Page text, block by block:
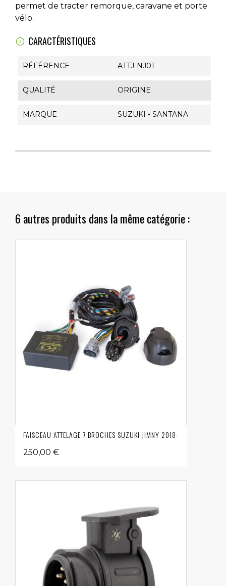
permet de tracter remorque, caravane et porte
vélo.
CARACTÉRISTIQUES
RÉFÉRENCE ATTJ-NJ01
QUALITÉ ORIGINE
MARQUE SUZUKI - SANTANA
6 autres produits dans la même catégorie :
FAISCEAU ATTELAGE 7 BROCHES SUZUKI JIMNY 2018-
250,00 €